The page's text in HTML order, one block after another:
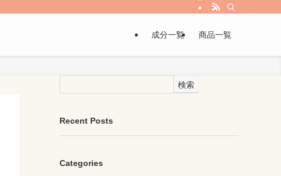
成分一覧 商品一覧
検索
Recent Posts
Categories